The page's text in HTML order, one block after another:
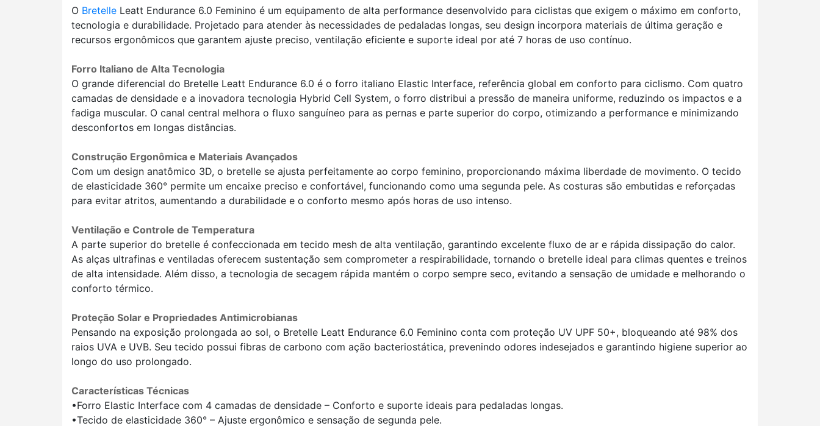
O Bretelle Leatt Endurance 6.0 Feminino é um equipamento de alta performance desenvolvido para ciclistas que exigem o máximo em conforto,
tecnologia e durabilidade. Projetado para atender às necessidades de pedaladas longas, seu design incorpora materiais de última geração e
recursos ergonômicos que garantem ajuste preciso, ventilação eficiente e suporte ideal por até 7 horas de uso contínuo.
Forro Italiano de Alta Tecnologia
O grande diferencial do Bretelle Leatt Endurance 6.0 é o forro italiano Elastic Interface, referência global em conforto para ciclismo. Com quatro
camadas de densidade e a inovadora tecnologia Hybrid Cell System, o forro distribui a pressão de maneira uniforme, reduzindo os impactos e a
fadiga muscular. O canal central melhora o fluxo sanguíneo para as pernas e parte superior do corpo, otimizando a performance e minimizando
desconfortos em longas distâncias.
Construção Ergonômica e Materiais Avançados
Com um design anatômico 3D, o bretelle se ajusta perfeitamente ao corpo feminino, proporcionando máxima liberdade de movimento. O tecido
de elasticidade 360° permite um encaixe preciso e confortável, funcionando como uma segunda pele. As costuras são embutidas e reforçadas
para evitar atritos, aumentando a durabilidade e o conforto mesmo após horas de uso intenso.
Ventilação e Controle de Temperatura
A parte superior do bretelle é confeccionada em tecido mesh de alta ventilação, garantindo excelente fluxo de ar e rápida dissipação do calor.
As alças ultrafinas e ventiladas oferecem sustentação sem comprometer a respirabilidade, tornando o bretelle ideal para climas quentes e treinos
de alta intensidade. Além disso, a tecnologia de secagem rápida mantém o corpo sempre seco, evitando a sensação de umidade e melhorando o
conforto térmico.
Proteção Solar e Propriedades Antimicrobianas
Pensando na exposição prolongada ao sol, o Bretelle Leatt Endurance 6.0 Feminino conta com proteção UV UPF 50+, bloqueando até 98% dos
raios UVA e UVB. Seu tecido possui fibras de carbono com ação bacteriostática, prevenindo odores indesejados e garantindo higiene superior ao
longo do uso prolongado.
Características Técnicas
•Forro Elastic Interface com 4 camadas de densidade – Conforto e suporte ideais para pedaladas longas.
•Tecido de elasticidade 360° – Ajuste ergonômico e sensação de segunda pele.